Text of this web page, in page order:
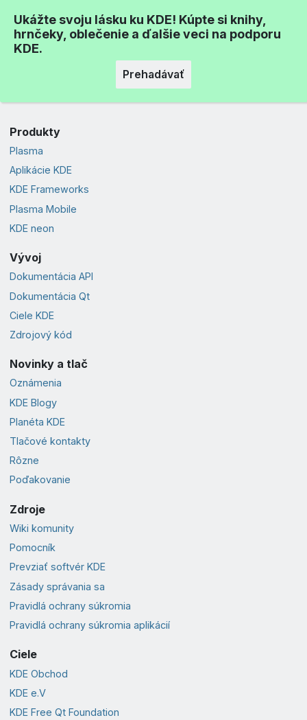
Ukážte svoju lásku ku KDE! Kúpte si knihy,
hrnčeky, oblečenie a ďalšie veci na podporu
KDE.
Prehadávať
Produkty
Plasma
Aplikácie KDE
KDE Frameworks
Plasma Mobile
KDE neon
Vývoj
Dokumentácia API
Dokumentácia Qt
Ciele KDE
Zdrojový kód
Novinky a tlač
Oznámenia
KDE Blogy
Planéta KDE
Tlačové kontakty
Rôzne
Poďakovanie
Zdroje
Wiki komunity
Pomocník
Prevziať softvér KDE
Zásady správania sa
Pravidlá ochrany súkromia
Pravidlá ochrany súkromia aplikácií
Ciele
KDE Obchod
KDE e.V
KDE Free Qt Foundation